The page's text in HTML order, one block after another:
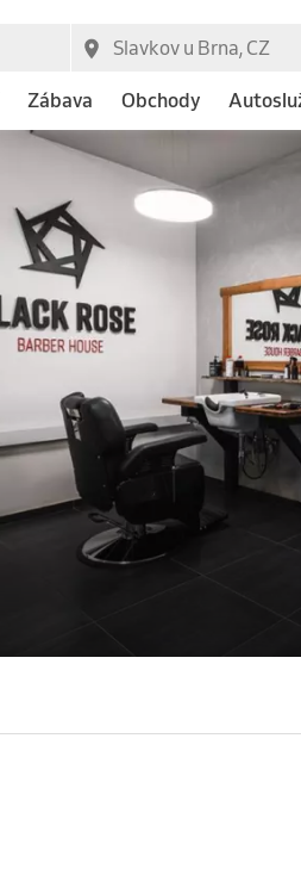
Zábava Obchody